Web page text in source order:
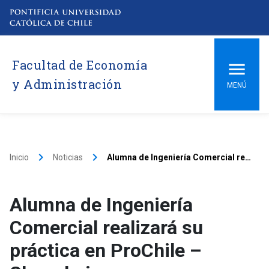
Facultad de Economía
y Administración
MENÚ
Inicio keyboard_arrow_right Noticias keyboard_arrow_right Alumna de Ingeniería Comercial realizará su práctica en ProChile – Shanghai
Alumna de Ingeniería
Comercial realizará su
práctica en ProChile –